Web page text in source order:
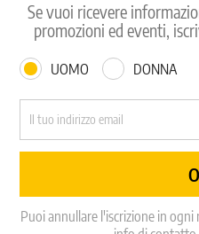
Se vuoi ricevere
promozioni ed eventi,
UOMO DONNA
Puoi annullare l'iscrizione in